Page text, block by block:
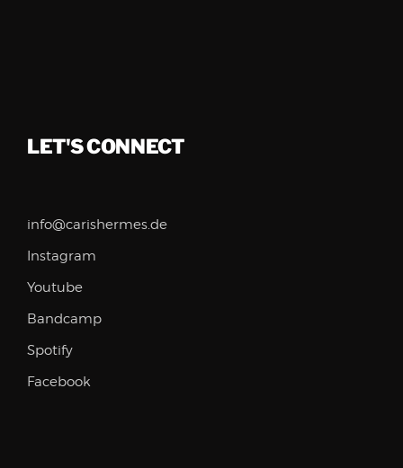
LET'S CONNECT
info@carishermes.de
Instagram
Youtube
Bandcamp
Spotify
Facebook